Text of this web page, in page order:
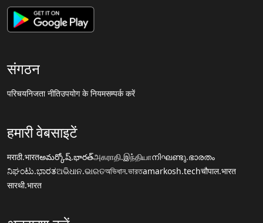
संगठन
परिचयनिजता नीतिउपयोग के नियमसम्पर्क करें
हमारी वेबसाइटें
मराठी.भारतఅమర్కోష్.భారత్அகராதி.இந்தியாനിഘണ്ടു.ഭാരതം
ನಿಘಂಟು.ಭಾರತଅଭିଧାନ.ଭାରତঅভিধান.ভারতamarkosh.techचौपाल.भारत
सारथी.भारत